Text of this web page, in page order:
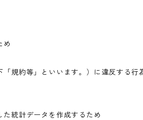
め
規約等」といいます。）に違反する行
た統計データを作成するため